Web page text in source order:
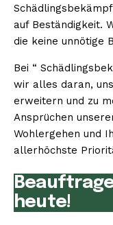
auf Beständigkeit.
die keine unnötige
Bei “
wir alles daran,
erweitern und zu
Ansprüchen
Wohlergehen und
allerhöchste
heute!